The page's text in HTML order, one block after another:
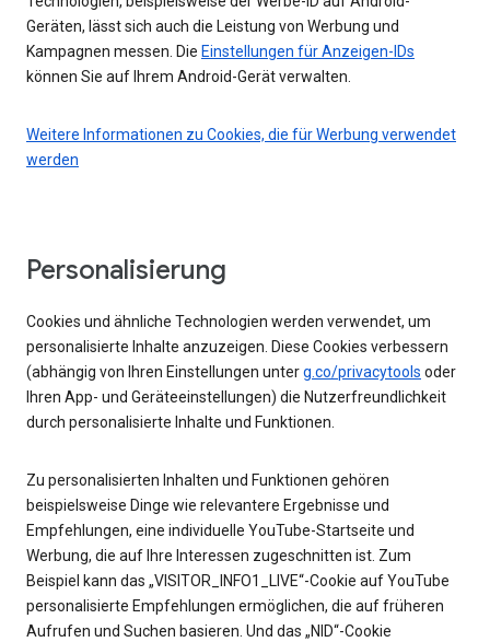
Geräten, lässt sich auch die Leistung von Werbung und
Kampagnen messen. Die Einstellungen für Anzeigen-IDs
können Sie auf Ihrem Android-Gerät verwalten.
Weitere Informationen zu Cookies, die für Werbung verwendet
werden
Personalisierung
Cookies und ähnliche Technologien werden verwendet, um
personalisierte Inhalte anzuzeigen. Diese Cookies verbessern
(abhängig von Ihren Einstellungen unterg.co/privacytools oder
Ihren App- und Geräteeinstellungen) die Nutzerfreundlichkeit
durch personalisierte Inhalte und Funktionen.
Zu personalisierten Inhalten und Funktionen gehören
beispielsweise Dinge wie relevantere Ergebnisse und
Empfehlungen, eine individuelle YouTube-Startseite und
Werbung, die auf Ihre Interessen zugeschnitten ist. Zum
Beispiel kann das „VISITOR_INFO1_LIVE“-Cookie auf YouTube
personalisierte Empfehlungen ermöglichen, die auf früheren
Aufrufen und Suchen basieren. Und das „NID“-Cookie